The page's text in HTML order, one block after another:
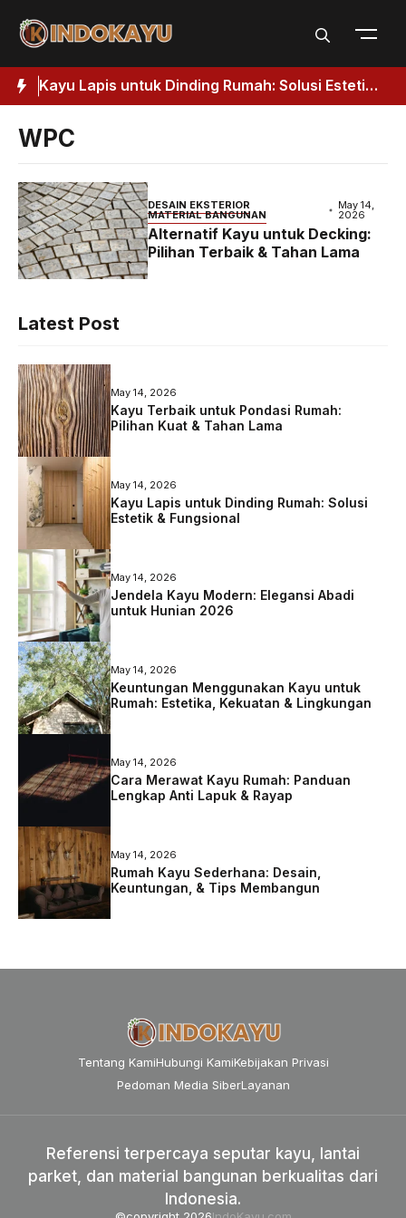
Kayu Lapis untuk Dinding Rumah: Solusi Estetik
& Fungsional
WPC
DESAIN EKSTERIOR
MATERIAL BANGUNAN
May 14,
2026
Alternatif Kayu untuk Decking:
Pilihan Terbaik & Tahan Lama
Latest Post
May 14, 2026
Kayu Terbaik untuk Pondasi Rumah:
Pilihan Kuat & Tahan Lama
May 14, 2026
Kayu Lapis untuk Dinding Rumah: Solusi
Estetik & Fungsional
May 14, 2026
Jendela Kayu Modern: Elegansi Abadi
untuk Hunian 2026
May 14, 2026
Keuntungan Menggunakan Kayu untuk
Rumah: Estetika, Kekuatan & Lingkungan
May 14, 2026
Cara Merawat Kayu Rumah: Panduan
Lengkap Anti Lapuk & Rayap
May 14, 2026
Rumah Kayu Sederhana: Desain,
Keuntungan, & Tips Membangun
Tentang KamiHubungi KamiKebijakan Privasi
Pedoman Media SiberLayanan
Referensi terpercaya seputar kayu, lantai
parket, dan material bangunan berkualitas dari
Indonesia.